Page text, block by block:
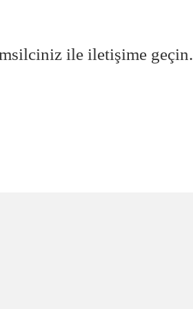
ile iletişime geçin.